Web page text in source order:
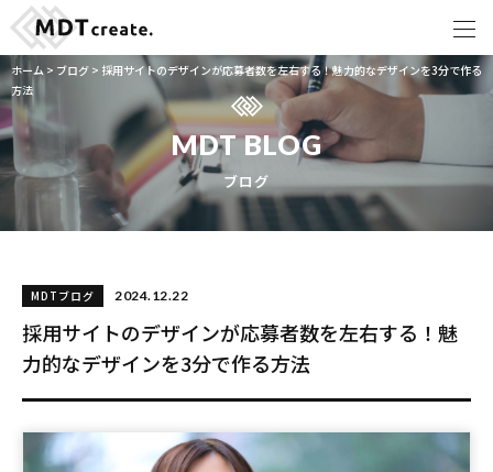
MDT BLOG
ブログ
ホーム> ブログ > 採用サイトのデザインが応募者数を左右する！魅力的なデザインを3分で作る
方法
MDTブログ 2024.12.22
採用サイトのデザインが応募者数を左右する！魅
力的なデザインを3分で作る方法